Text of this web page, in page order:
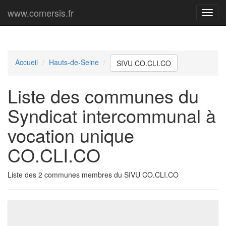
Menu
www.comersis.fr
Accueil Hauts-de-Seine SIVU CO.CLI.CO
Liste des communes du
Syndicat intercommunal à
vocation unique
CO.CLI.CO
Liste des 2 communes membres du SIVU CO.CLI.CO